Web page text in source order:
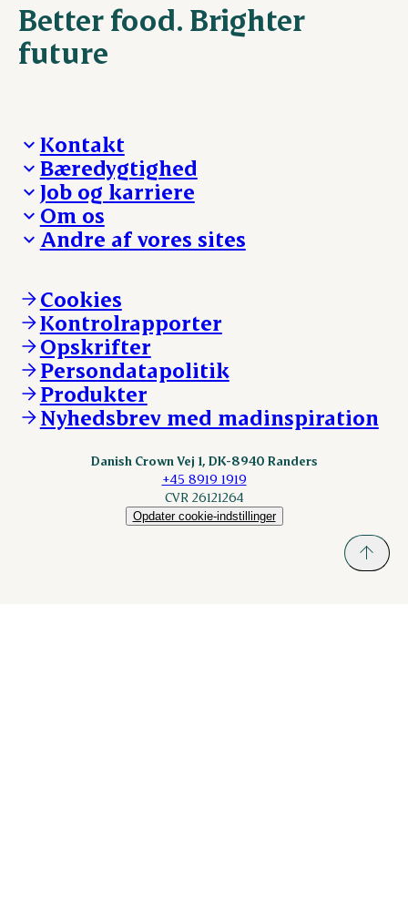
Better food. Brighter
future
Kontakt
Besøg Danish Crown
Presse og nyheder
Reklamationer
Whistleblower
Øvrige henvendelser
Bæredygtighed
Fra jord til bord
Hverdagen
Ansvarlighed og nøgletal
Job og karriere
Arbejd med os
Ledige stillinger
Om os
Hvem er vi
Vores resultater
Vores lokationer
Kontakt
Andre af vores sites
Andelsejere - kreatur
Danishcrownprofessional.com
DAT-Schaub.com
ESS-FOOD.com
Fonden Dansk Gastronomi
KLS.se
nordicspoor.com
Scanhide.dk
Cookies
Kontrolrapporter
Opskrifter
Persondatapolitik
Produkter
Nyhedsbrev med madinspiration
Danish Crown Vej 1, DK-8940 Randers
+45 8919 1919
CVR 26121264
Opdater cookie-indstillinger